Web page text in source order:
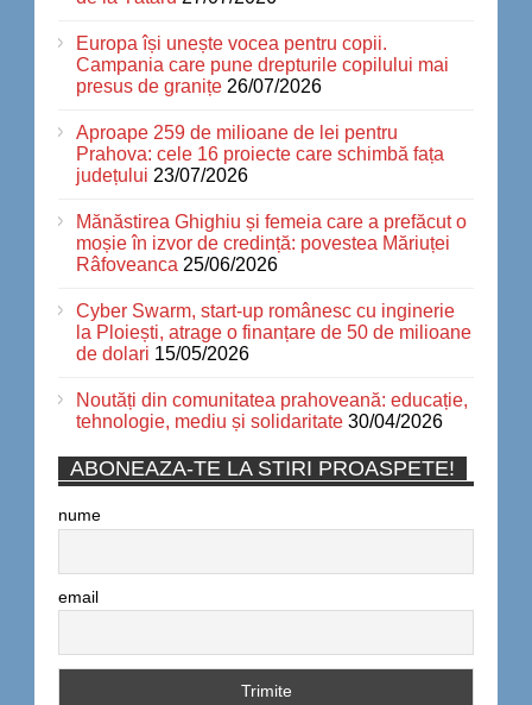
Europa își unește vocea pentru copii.
Campania care pune drepturile copilului mai
presus de granițe 26/07/2026
Aproape 259 de milioane de lei pentru
Prahova: cele 16 proiecte care schimbă fața
județului 23/07/2026
Mănăstirea Ghighiu și femeia care a prefăcut o
moșie în izvor de credință: povestea Măriuței
Râfoveanca 25/06/2026
Cyber Swarm, start-up românesc cu inginerie
la Ploiești, atrage o finanțare de 50 de milioane
de dolari 15/05/2026
Noutăți din comunitatea prahoveană: educație,
tehnologie, mediu și solidaritate 30/04/2026
ABONEAZA-TE LA STIRI PROASPETE!
nume
email